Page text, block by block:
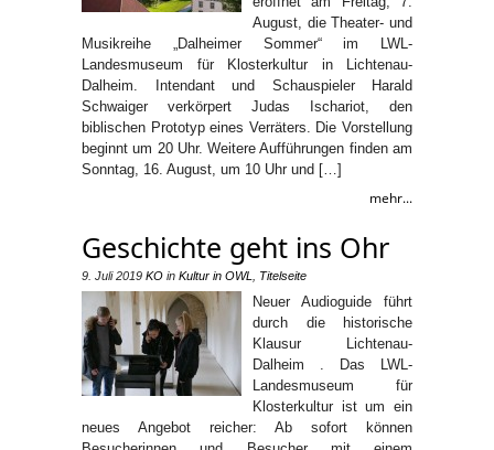
August, die Theater- und
Musikreihe „Dalheimer Sommer“ im LWL-
Landesmuseum für Klosterkultur in Lichtenau-
Dalheim. Intendant und Schauspieler Harald
Schwaiger verkörpert Judas Ischariot, den
biblischen Prototyp eines Verräters. Die Vorstellung
beginnt um 20 Uhr. Weitere Aufführungen finden am
Sonntag, 16. August, um 10 Uhr und […]
mehr...
Geschichte geht ins Ohr
9. Juli 2019 KO in Kultur in OWL Titelseite
Neuer Audioguide führt
durch die historische
Klausur Lichtenau-
Dalheim . Das LWL-
Landesmuseum für
Klosterkultur ist um ein
neues Angebot reicher: Ab sofort können